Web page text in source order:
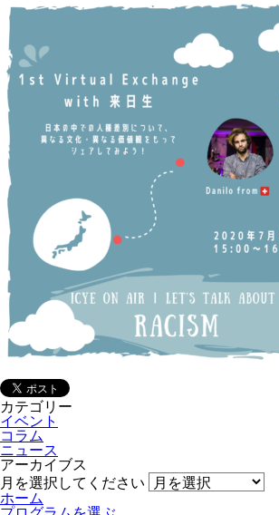
カテゴリー
イベント
コラム
ニュース
アーカイブス
月を選択してください
ホーム